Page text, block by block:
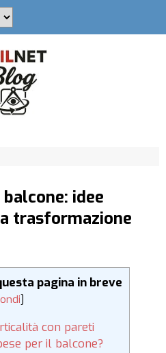
idee
trasformazione
pagina in breve
]
con pareti
per il balcone?